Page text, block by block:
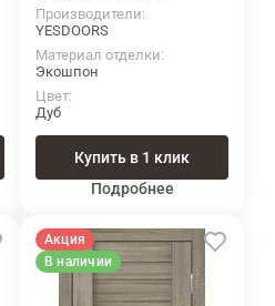
Производители
YESDOORS
Материал отделки
Экошпон
Цвет
Дуб
Купить в 1 клик
Подробнее
Акция
В наличии